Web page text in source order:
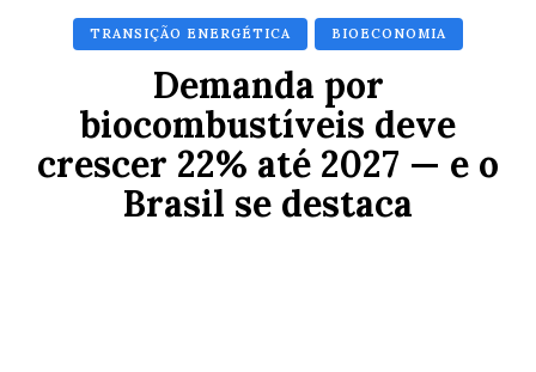
TRANSIÇÃO ENERGÉTICA BIOECONOMIA
Demanda por
biocombustíveis deve
crescer 22% até 2027 — e o
Brasil se destaca